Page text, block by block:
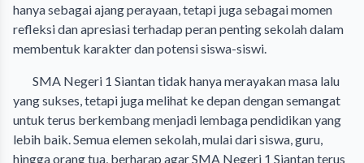
hanya sebagai ajang perayaan, tetapi juga sebagai momen
refleksi dan apresiasi terhadap peran penting sekolah dalam
membentuk karakter dan potensi siswa-siswi.
SMA Negeri 1 Siantan tidak hanya merayakan masa lalu
yang sukses, tetapi juga melihat ke depan dengan semangat
untuk terus berkembang menjadi lembaga pendidikan yang
lebih baik. Semua elemen sekolah, mulai dari siswa, guru,
hingga orang tua, berharap agar SMA Negeri 1 Siantan terus